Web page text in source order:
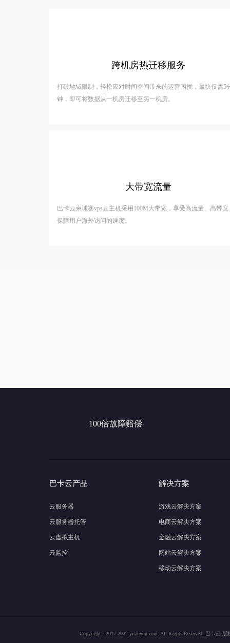
跨机房热迁移服务
打破地域限制，轻松应对时间空间带来的运营困扰，最快仅需5
钟，即可将数据从一机房迁移至另一机房。
大带宽流量
巴卡云柬埔寨vps云主机采用100M大带宽，享受高流量、高带宽
保障用户海外访问的速度。
100倍故障赔偿
巴卡云产品
云服务器
云服务器托管
云虚拟主机
云监控
解决方案
游戏云解决方案
电商云解决方案
金融云解决方案
网站云解决方案
移动云解决方案
Copyright ? 2017-2022 yitanyun.com. All Rights Reserved. 巴卡云